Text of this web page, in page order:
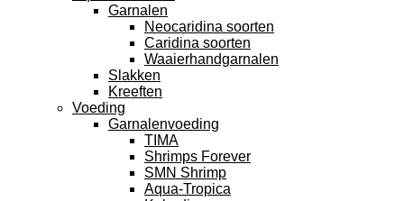
Garnalen
Neocaridina soorten
Caridina soorten
Waaierhandgarnalen
Slakken
Kreeften
Voeding
Garnalenvoeding
TIMA
Shrimps Forever
SMN Shrimp
Aqua-Tropica